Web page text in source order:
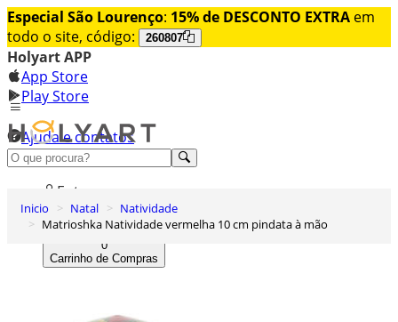
Especial São Lourenço: 15% de DESCONTO EXTRA em
todo o site, código:
260807
Holyart APP
App Store
Play Store
Ajuda e contatos
Conheça premium
Entrar
Lista de Desejos
0
Carrinho de Compras
Inicio Natal
Natividade
Matrioshka Natividade vermelha 10 cm pindata à mão